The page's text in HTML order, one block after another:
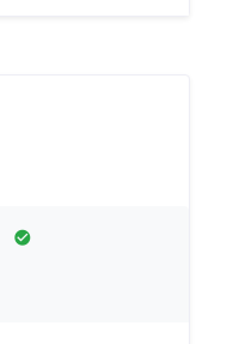
check_circle